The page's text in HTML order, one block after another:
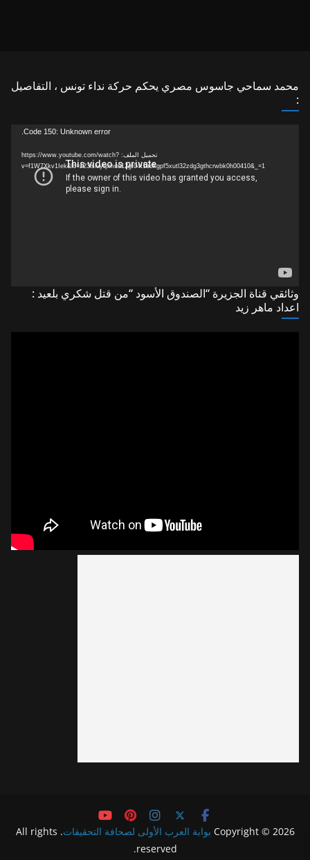
محمد سماحي جاسوس مصري يحكم حركة نداء تونس ، التفاصيل
:
Code 150: Unknown error.
تحميل الملف: https://www.youtube.com/watch?
v=f1W7Xkv1Iek&lc=z23lsluytpmuu12gt04t1aokgpf5xutl32zdg3gthcrwbk0h00410&_=1
وثائقي قناة الجزيرة “الصندوق الأسود “من قتل شكري بلعيد :
اعداد ماهر زيد
Copyright © 2026 بوابة العرب الأولى لصحافة التحقيقات . All rights
reserved.